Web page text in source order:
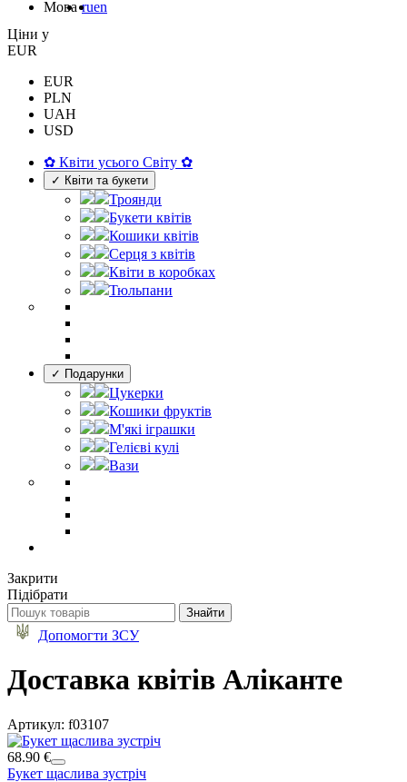
Мова ruen
Цiни у
EUR
EUR
PLN
UAH
USD
✿ Квіти усього Світу ✿
✓ Квіти та букети
Троянди
Букети квітів
Кошики квітів
Серця з квітів
Квіти в коробках
Тюльпани
✓ Подарунки
Цукерки
Кошики фруктів
М'які іграшки
Гелієві кулі
Вази
Закрити
Підібрати
Допомогти ЗСУ
Доставка квітів Аліканте
Артикул: f03107
68.90 €
Букет щаслива зустріч